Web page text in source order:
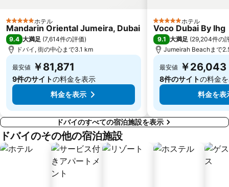
Al Rashidiya
Abu Hail Metro Station
Central Market
シャールジャ国際空港
Jumeirah Beach Residence
Dubai Investment Park
UAE Exchange Metro Station
DUBAI AIRSHOW
5 ホテルのランク
ホテル
Mandarin Oriental Jumeira, Dubai
9.4 大満足 (7,614件の評価)
ドバイ, 街の中心まで3.1 km
最安値 ￥81,871
9件のサイトの料金を表示
料金を表示
5 ホテルのランク
ホテル
Voco Dubai By Ihg
9.1 大満足 (29,204件の
Jumeirah Beachまで
最安値 ￥26,043
8件のサイトの料金
料金を表
ドバイのすべての宿泊施設を表示
ドバイのその他の宿泊施設